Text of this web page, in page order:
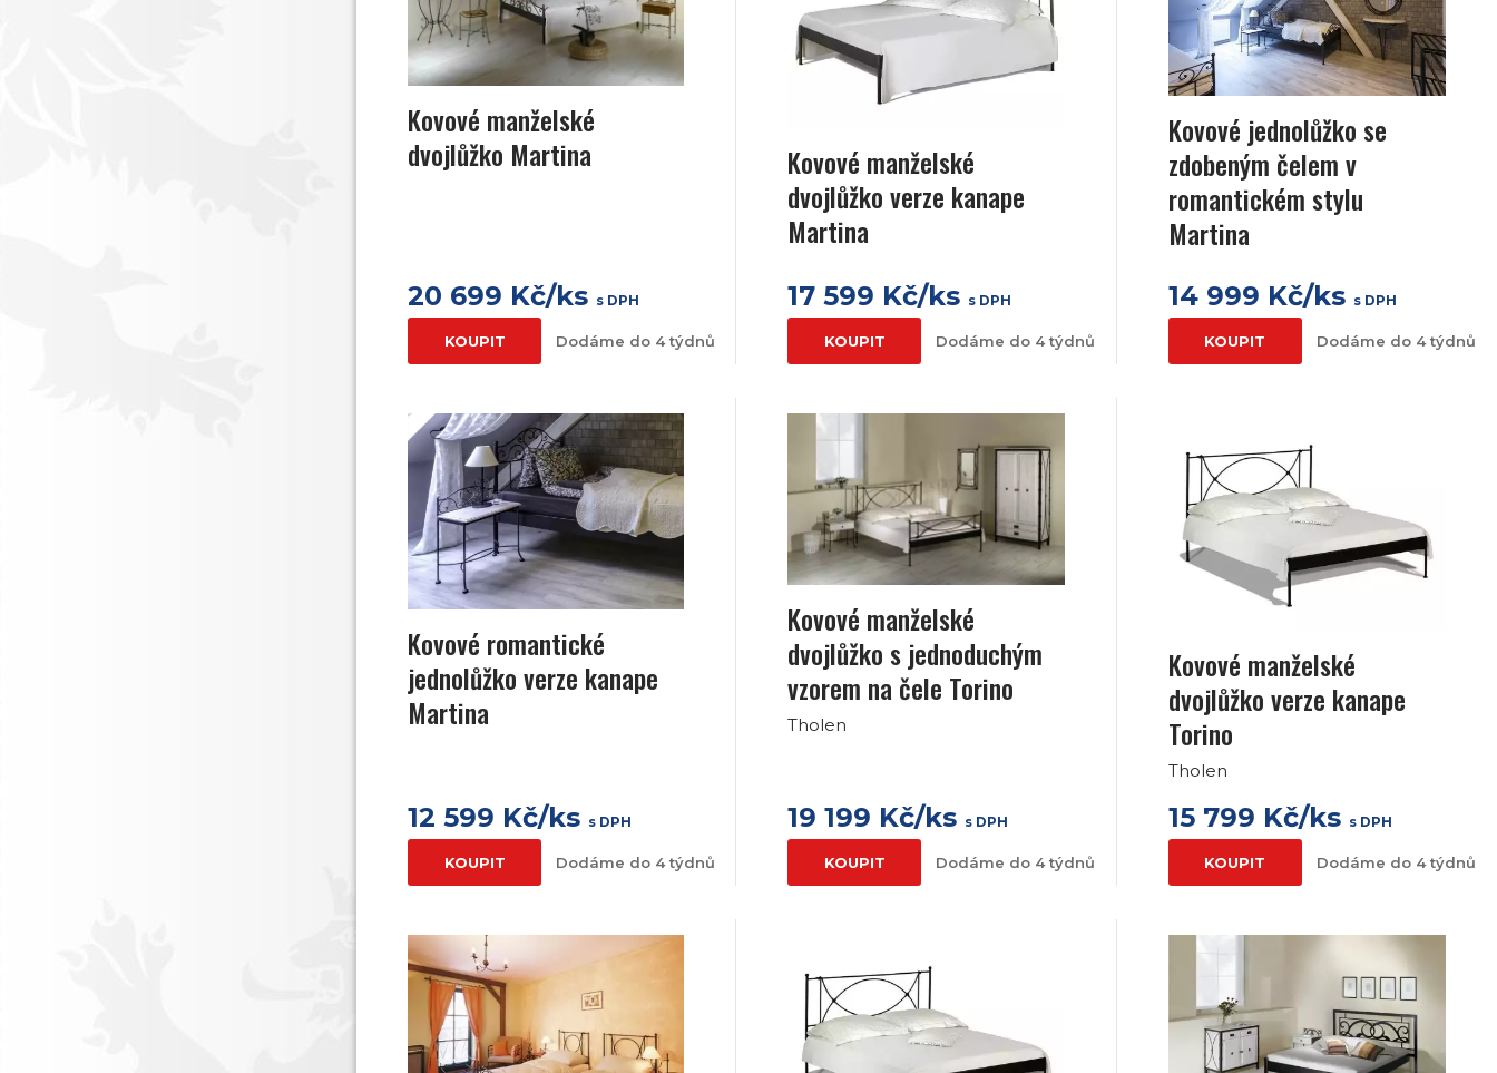
Kovové manželské
dvojlůžko Martina
20 699 Kč/ks s DPH
KOUPIT Dodáme do 4 týdnů
Kovové manželské
dvojlůžko verze kanape
Martina
17 599 Kč/ks s DPH
KOUPIT Dodáme do 4 týdnů
Kovové jednolůžko se
zdobeným čelem v
romantickém stylu
Martina
14 999 Kč/ks s DPH
KOUPIT Dodáme do 4 týdnů
Kovové romantické
jednolůžko verze kanape
Martina
12 599 Kč/ks s DPH
KOUPIT Dodáme do 4 týdnů
Kovové manželské
dvojlůžko s jednoduchým
vzorem na čele Torino
Tholen
19 199 Kč/ks s DPH
KOUPIT Dodáme do 4 týdnů
Kovové manželské
dvojlůžko verze kanape
Torino
Tholen
15 799 Kč/ks s DPH
KOUPIT Dodáme do 4 týdnů